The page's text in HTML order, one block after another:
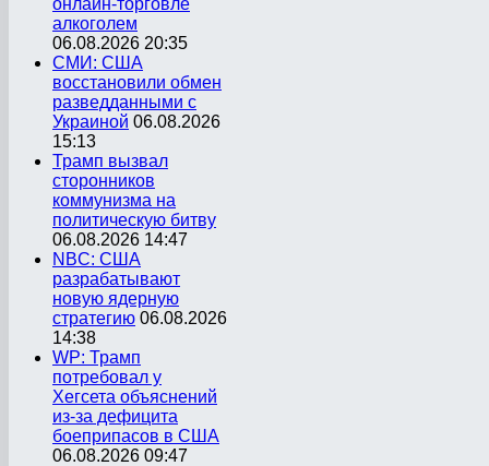
онлайн-торговле
алкоголем
06.08.2026 20:35
СМИ: США
восстановили обмен
разведданными с
Украиной 06.08.2026
15:13
Трамп вызвал
сторонников
коммунизма на
политическую битву
06.08.2026 14:47
NBC: США
разрабатывают
новую ядерную
стратегию 06.08.2026
14:38
WP: Трамп
потребовал у
Хегсета объяснений
из-за дефицита
боеприпасов в США
06.08.2026 09:47